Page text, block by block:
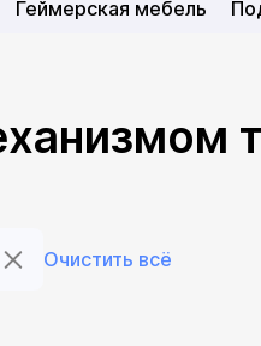
Геймерская мебель
Очистить всё